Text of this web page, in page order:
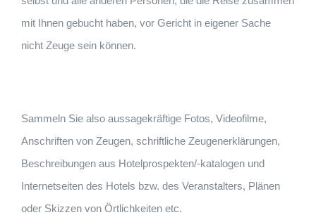
mit Ihnen gebucht haben, vor Gericht in eigener Sache
nicht Zeuge sein können.
Sammeln Sie also aussagekräftige Fotos, Videofilme,
Anschriften von Zeugen, schriftliche Zeugenerklärungen,
Beschreibungen aus Hotelprospekten/-katalogen und
Internetseiten des Hotels bzw. des Veranstalters, Plänen
oder Skizzen von Örtlichkeiten etc.